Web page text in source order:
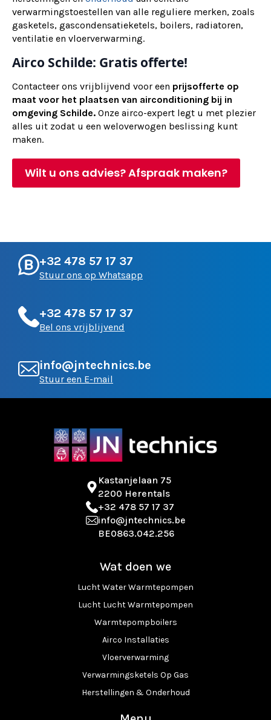
verwarmingstoestellen van alle reguliere merken, zoals
gasketels, gascondensatieketels, boilers, radiatoren,
ventilatie en vloerverwarming.
Airco Schilde: Gratis offerte!
Contacteer ons vrijblijvend voor een prijsofferte op
maat voor het plaatsen van airconditioning bij in
omgeving Schilde. Onze airco-expert legt u met plezier
alles uit zodat u een weloverwogen beslissing kunt
maken.
Wilt u ons advies? Afspraak maken?
+32 478 57 17 37
Stuur ons op Whatsapp
+32 478 57 17 37
Bel ons vrijblijvend
info@jntechnics.be
Stuur een E-mail
Kastanjelaan 75
2200 Herentals
+32 478 57 17 37
info@jntechnics.be
BE0863.042.256
Wat doen we
Lucht Water Warmtepompen
Lucht Lucht Warmtepompen
Warmtepompboilers
Airco Installaties
Vloerverwarming
Verwarmingsketels Op Gas
Herstellingen & Onderhoud